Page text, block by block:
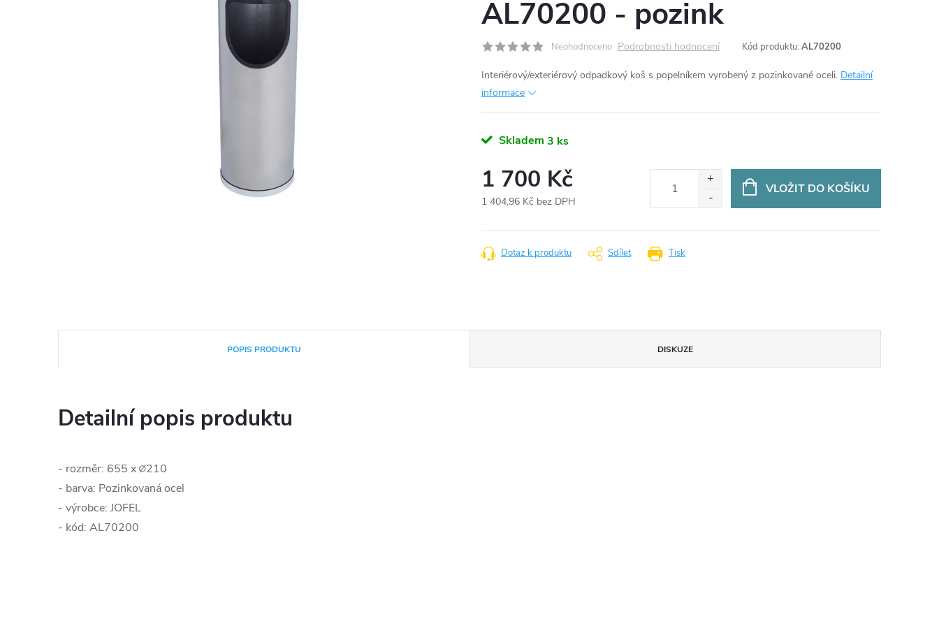
AL70200 - pozink
Neohodnoceno Podrobnosti hodnocení Kód produktu: AL70200
Interiérový/exteriérový odpadkový koš s popelníkem vyrobený z pozinkované oceli. Detailní
informace
Skladem 3 ks
1 700 Kč
1 404,96 Kč bez DPH
cena:
VLOŽIT DO KOŠÍKU
Tisk
Dotaz k produktu Sdílet
POPIS PRODUKTU DISKUZE
Detailní popis produktu
- rozměr: 655 x ∅210
- barva: Pozinkovaná ocel
- výrobce: JOFEL
- kód: AL70200